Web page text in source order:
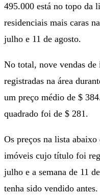
495.000 está no topo da
residenciais mais caras
julho e 11 de agosto.
No total, nove vendas
registradas na área
um preço médio de $
quadrado foi de $ 281.
Os preços na lista
imóveis cujo título foi
julho e a semana de 11
tenha sido vendido antes.